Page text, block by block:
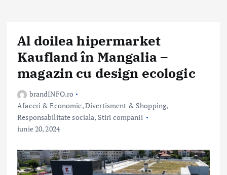
Al doilea hipermarket
Kaufland în Mangalia –
magazin cu design ecologic
brandINFO.ro
Afaceri & Economie,Divertisment & Shopping,
Responsabilitate sociala, Stiri companii
iunie 20, 2024